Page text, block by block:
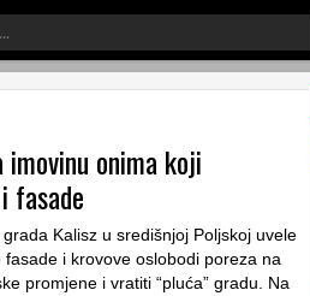
onima koji
fasade
Kalisz u središnjoj Poljskoj uvele
i krovove oslobodi poreza na
promjene i vratiti “pluća” gradu. Na